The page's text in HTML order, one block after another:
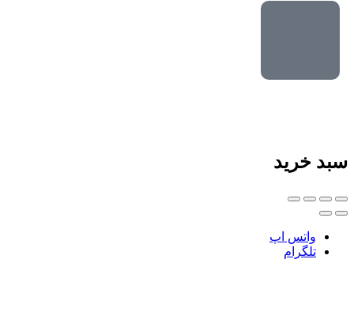
سبد خرید
واتس اپ
تلگرام